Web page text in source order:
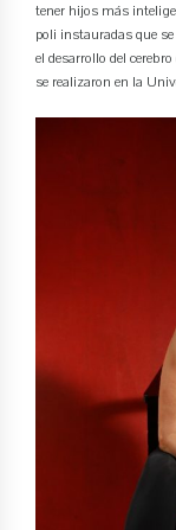
tener hijos más
poli instauradas que
el desarrollo del
se realizaron en la